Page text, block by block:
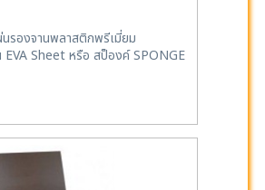
รองจานพลาสติกพรีเมี่ยม
EVA Sheet หรือ สป็องค์ SPONGE